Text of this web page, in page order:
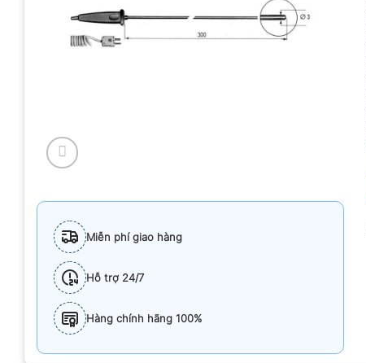
Miễn phí giao hàng
Hỗ trợ 24/7
Hàng chính hãng 100%